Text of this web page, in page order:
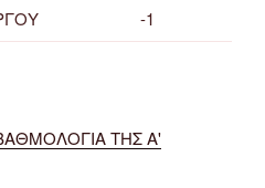
-1
ΤΗΣ Α'